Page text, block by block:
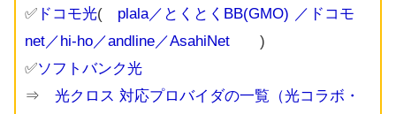
✅ ドコモ光( plala／ とくとくBB(GMO) ／ドコモ
net／hi-ho／andline／AsahiNet )
✅ソフトバンク光
⇒ 光クロス 対応プロバイダの一覧（光コラボ・